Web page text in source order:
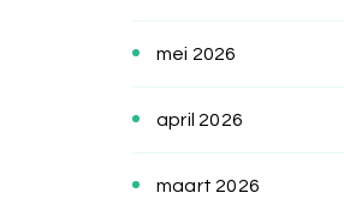
mei 2026
april 2026
maart 2026